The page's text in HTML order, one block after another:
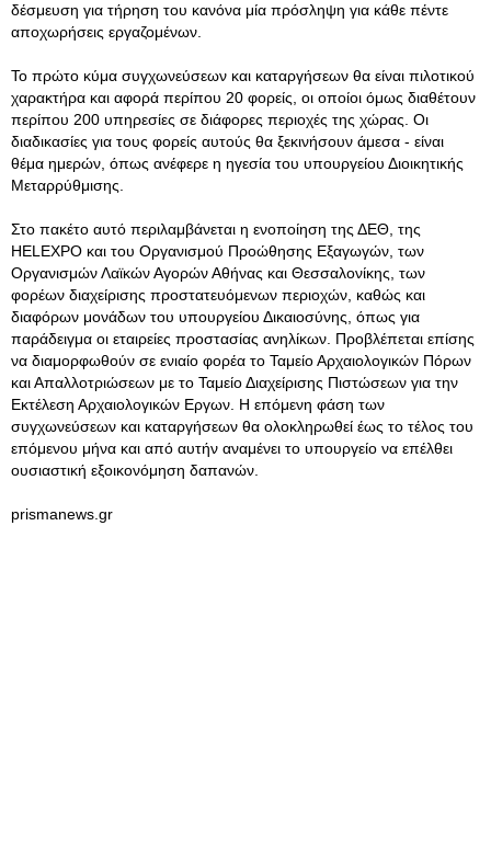
δέσμευση για τήρηση του κανόνα μία πρόσληψη για κάθε πέντε
αποχωρήσεις εργαζομένων.
Το πρώτο κύμα συγχωνεύσεων και καταργήσεων θα είναι πιλοτικού
χαρακτήρα και αφορά περίπου 20 φορείς, οι οποίοι όμως διαθέτουν
περίπου 200 υπηρεσίες σε διάφορες περιοχές της χώρας. Οι
διαδικασίες για τους φορείς αυτούς θα ξεκινήσουν άμεσα - είναι
θέμα ημερών, όπως ανέφερε η ηγεσία του υπουργείου Διοικητικής
Μεταρρύθμισης.
Στο πακέτο αυτό περιλαμβάνεται η ενοποίηση της ΔΕΘ, της
HELEXPO και του Οργανισμού Προώθησης Εξαγωγών, των
Οργανισμών Λαϊκών Αγορών Αθήνας και Θεσσαλονίκης, των
φορέων διαχείρισης προστατευόμενων περιοχών, καθώς και
διαφόρων μονάδων του υπουργείου Δικαιοσύνης, όπως για
παράδειγμα οι εταιρείες προστασίας ανηλίκων. Προβλέπεται επίσης
να διαμορφωθούν σε ενιαίο φορέα το Ταμείο Αρχαιολογικών Πόρων
και Απαλλοτριώσεων με το Ταμείο Διαχείρισης Πιστώσεων για την
Εκτέλεση Αρχαιολογικών Εργων. Η επόμενη φάση των
συγχωνεύσεων και καταργήσεων θα ολοκληρωθεί έως το τέλος του
επόμενου μήνα και από αυτήν αναμένει το υπουργείο να επέλθει
ουσιαστική εξοικονόμηση δαπανών.
prismanews.gr